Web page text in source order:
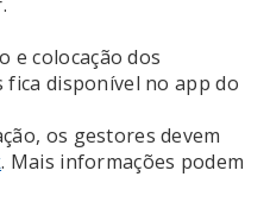
e colocação dos
disponível no app do
os gestores devem
. Mais informações podem